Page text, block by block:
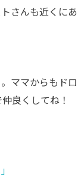
さんも近くにあ
。 ママからもドロ
良くしてね！